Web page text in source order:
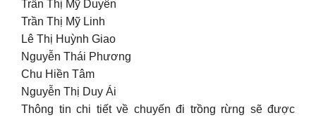
Trần Thị Mỹ Duyên
Trần Thị Mỹ Linh
Lê Thị Huỳnh Giao
Nguyễn Thái Phương
Chu Hiền Tâm
Nguyễn Thị Duy Ái
Thông tin chi tiết về chuyến đi trồng rừng sẽ được